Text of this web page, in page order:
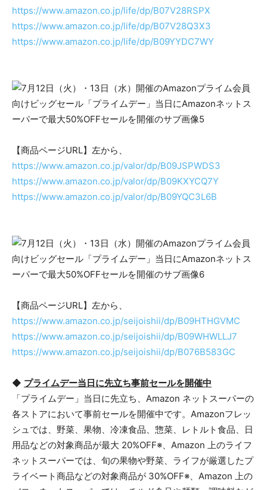
https://www.amazon.co.jp/life/dp/B07V28RSPX
https://www.amazon.co.jp/life/dp/B07V28Q3X3
https://www.amazon.co.jp/life/dp/B09YYDC7WY
【商品ページURL】左から、
https://www.amazon.co.jp/valor/dp/B09JSPWDS3
https://www.amazon.co.jp/valor/dp/B09KXYCQ7Y
https://www.amazon.co.jp/valor/dp/B09YQC3L6B
【商品ページURL】左から、
https://www.amazon.co.jp/seijoishii/dp/B09HTHGVMC
https://www.amazon.co.jp/seijoishii/dp/B09WHWLLJ7
https://www.amazon.co.jp/seijoishii/dp/B076B583GC
◆ プライムデー当日に先立ち事前セールを開催中
「プライムデー」当日に先立ち、Amazon ネットスーパーの
各ストアにおいて事前セールを開催中です。Amazonフレッ
シュでは、野菜、果物、冷凍食品、惣菜、レトルト食品、日
用品などの対象商品が最大 20%OFF※、Amazon 上のライフ
ネットスーパーでは、旬の果物や野菜、ライフが厳選したプ
ライベート商品などの対象商品が 30%OFF※、Amazon 上の